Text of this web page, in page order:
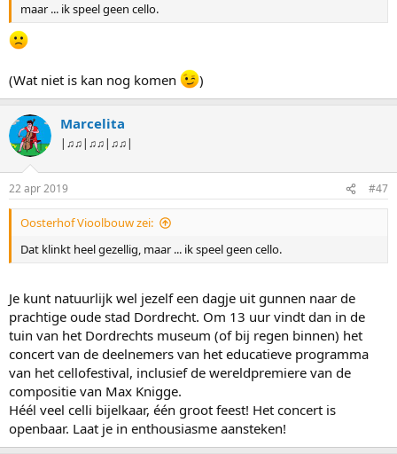
maar ... ik speel geen cello.
(Wat niet is kan nog komen )
Marcelita
|♫♫|♫♫|♫♫|
22 apr 2019 #47
Oosterhof Vioolbouw zei:
Dat klinkt heel gezellig, maar ... ik speel geen cello.
Je kunt natuurlijk wel jezelf een dagje uit gunnen naar de
prachtige oude stad Dordrecht. Om 13 uur vindt dan in de
tuin van het Dordrechts museum (of bij regen binnen) het
concert van de deelnemers van het educatieve programma
van het cellofestival, inclusief de wereldpremiere van de
compositie van Max Knigge.
Héél veel celli bijelkaar, één groot feest! Het concert is
openbaar. Laat je in enthousiasme aansteken!